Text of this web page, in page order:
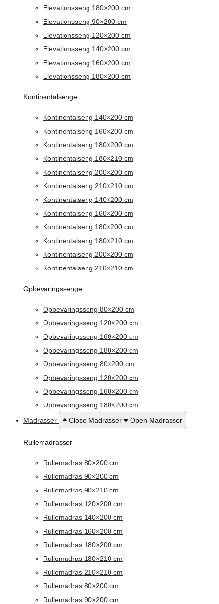
Elevationsseng 180×200 cm
Elevationsseng 90×200 cm
Elevationsseng 120×200 cm
Elevationsseng 140×200 cm
Elevationsseng 160×200 cm
Elevationsseng 180×200 cm
Kontinentalsenge
Kontinentalseng 140×200 cm
Kontinentalseng 160×200 cm
Kontinentalseng 180×200 cm
Kontinentalseng 180×210 cm
Kontinentalseng 200×200 cm
Kontinentalseng 210×210 cm
Kontinentalseng 140×200 cm
Kontinentalseng 160×200 cm
Kontinentalseng 180×200 cm
Kontinentalseng 180×210 cm
Kontinentalseng 200×200 cm
Kontinentalseng 210×210 cm
Opbevaringssenge
Opbevaringsseng 80×200 cm
Opbevaringsseng 120×200 cm
Opbevaringsseng 160×200 cm
Opbevaringsseng 180×200 cm
Opbevaringsseng 80×200 cm
Opbevaringsseng 120×200 cm
Opbevaringsseng 160×200 cm
Opbevaringsseng 180×200 cm
Madrasser
Close Madrasser Open Madrasser
Rullemadrasser
Rullemadras 80×200 cm
Rullemadras 90×200 cm
Rullemadras 90×210 cm
Rullemadras 120×200 cm
Rullemadras 140×200 cm
Rullemadras 160×200 cm
Rullemadras 180×200 cm
Rullemadras 180×210 cm
Rullemadras 210×210 cm
Rullemadras 80×200 cm
Rullemadras 90×200 cm